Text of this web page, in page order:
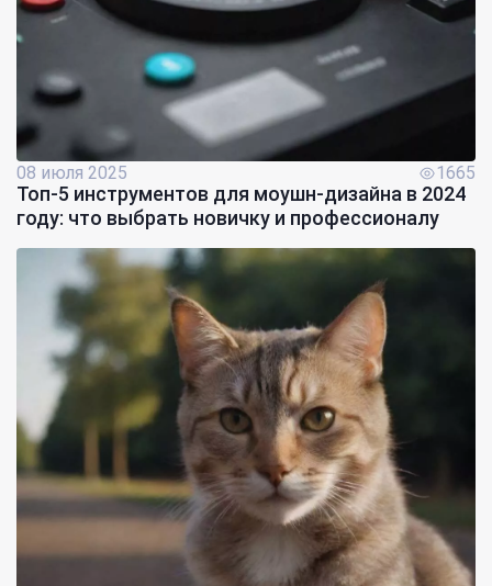
08 июля 2025 1665
Топ-5 инструментов для моушн-дизайна в 2024
году: что выбрать новичку и профессионалу